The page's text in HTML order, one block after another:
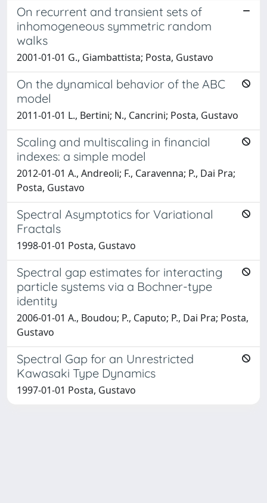
On recurrent and transient sets of
inhomogeneous symmetric random
walks
2001-01-01 G., Giambattista; Posta, Gustavo
On the dynamical behavior of the ABC
model
2011-01-01 L., Bertini; N., Cancrini; Posta, Gustavo
Scaling and multiscaling in financial
indexes: a simple model
2012-01-01 A., Andreoli; F., Caravenna; P., Dai Pra;
Posta, Gustavo
Spectral Asymptotics for Variational
Fractals
1998-01-01 Posta, Gustavo
Spectral gap estimates for interacting
particle systems via a Bochner-type
identity
2006-01-01 A., Boudou; P., Caputo; P., Dai Pra; Posta,
Gustavo
Spectral Gap for an Unrestricted
Kawasaki Type Dynamics
1997-01-01 Posta, Gustavo